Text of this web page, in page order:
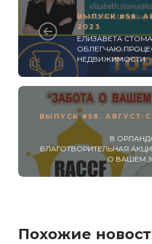
ВЫПУСК #58.
2023
ЕЛИЗАВЕТА
ОБЛЕГЧАЮ
НЕДВИЖИМОСТИ
ВЫПУСК #58. АВГУСТ-
В
БЛАГОТВОРИТЕЛЬНАЯ
О ВАШЕМ
Похожие